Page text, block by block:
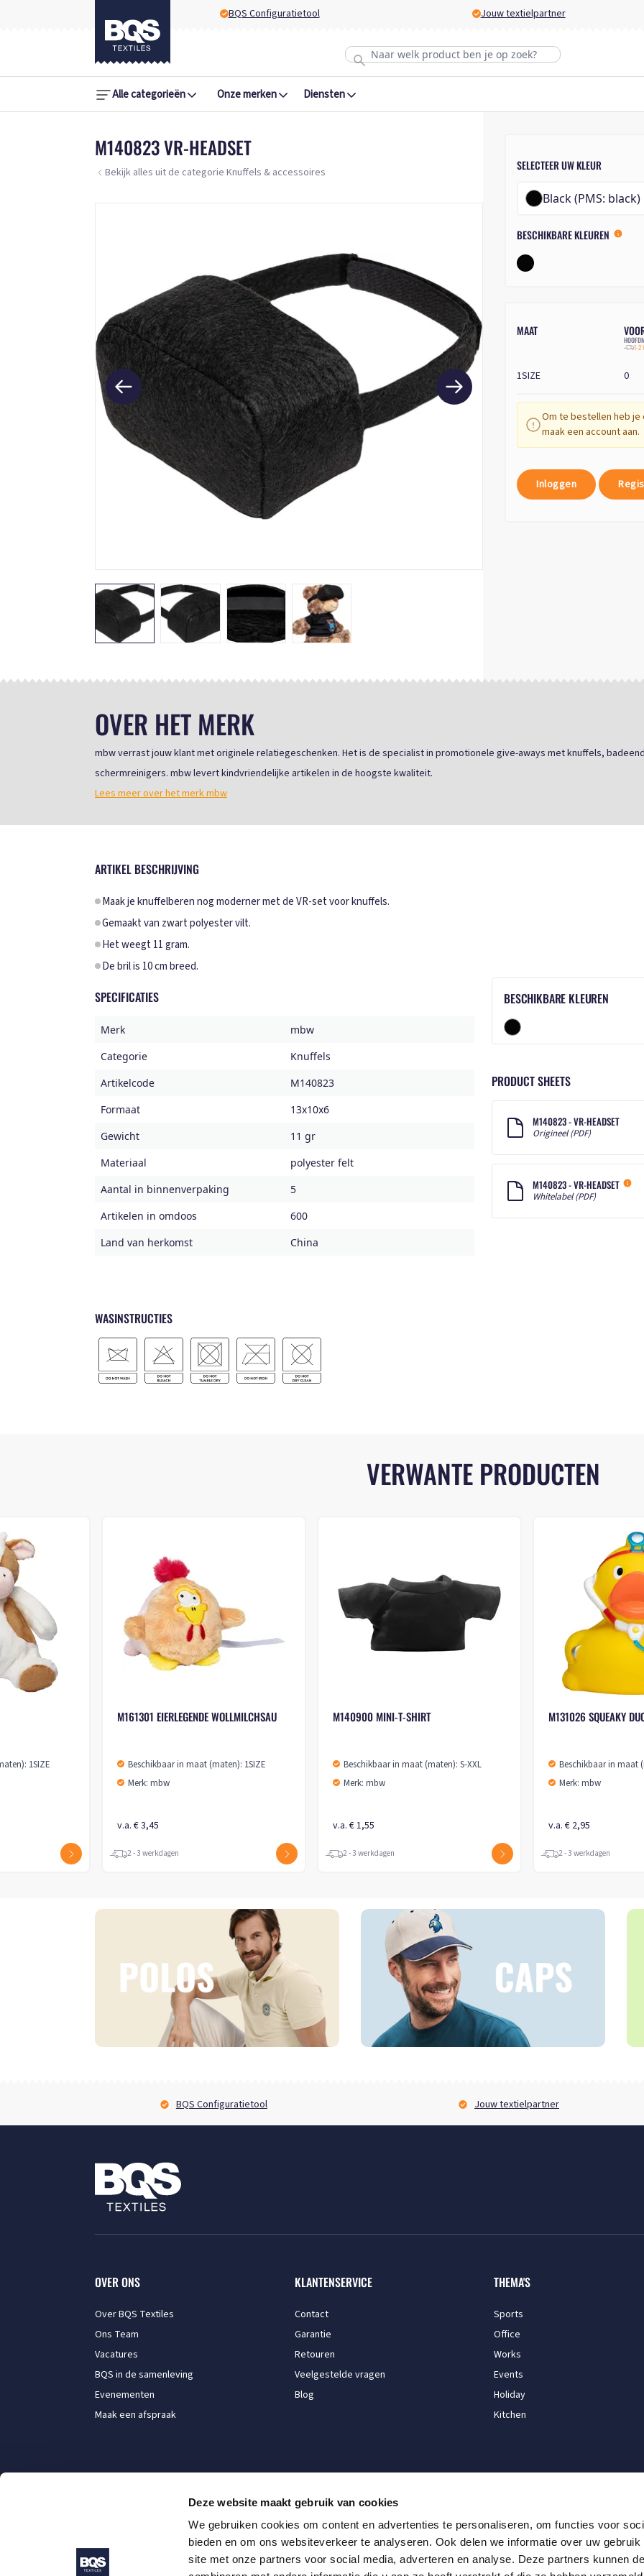
Deze website maakt gebruik van cookies
We gebruiken cookies om content en advertenties te personaliseren, om functies voor
bieden en om ons websiteverkeer te analyseren. Ook delen we informatie over uw gebruik
site met onze partners voor social media, adverteren en analyse. Deze partners kunnen
BQS Configuratietool Jouw textielpartner
Alle categorieën Onze merken Diensten
M140823 VR-HEADSET
Bekijk alles uit de categorie Knuffels & accessoires SELECTEER UW KLEUR
Black (PMS: black)
BESCHIKBARE KLEUREN
MAAT
1-2
1SIZE 0
Om te bestellen heb je
maak een account aan.
Inloggen
OVER HET MERK
mbw verrast jouw klant met originele relatiegeschenken. Het is de specialist in promotionele give-aways met knuffels,
schermreinigers. mbw levert kindvriendelijke artikelen in de hoogste kwaliteit.
Lees meer over het merk mbw
ARTIKEL BESCHRIJVING
Maak je knuffelberen nog moderner met de VR-set voor knuffels.
Gemaakt van zwart polyester vilt.
Het weegt 11 gram.
De bril is 10 cm breed.
SPECIFICATIES
Merk
mbw
Categorie
Knuffels
Artikelcode
M140823
Formaat
13x10x6
Gewicht
11 gr
Materiaal
polyester felt
Aantal in binnenverpaking
5
Artikelen in omdoos
600
Land van herkomst
China
BESCHIKBARE KLEUREN
PRODUCT SHEETS
M140823 - VR-HEADSET
Origineel (PDF)
M140823 - VR-HEADSET
Whitelabel (PDF)
WASINSTRUCTIES
VERWANTE PRODUCTEN
Beschikbaar in maat (maten): 1SIZE
2 - 3 werkdagen
M160161 TRIANGULAR SCARF
Beschikbaar in maat (maten): XS-M
2 - 3 werkdagen
M160863 SCHMOOZIES®
Beschikbaar in maat (maten): 1SIZE
2 - 3 werkdagen
BQS Configuratietool Jouw textielpartner
OVER ONS
Over BQS Textiles
Ons Team
Vacatures
BQS in de samenleving
Evenementen
Maak een afspraak
KLANTENSERVICE
Contact
Garantie
Retouren
Veelgestelde vragen
Blog
THEMA'S
Sports
Office
Works
Events
Holiday
Kitchen